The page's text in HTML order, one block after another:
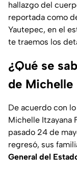
hallazgo del
reportada como
Yautepec, en el
te traemos los
¿Qué se
de Michelle
De acuerdo con
Michelle Itzayana
pasado 24 de
regresó, sus
General del